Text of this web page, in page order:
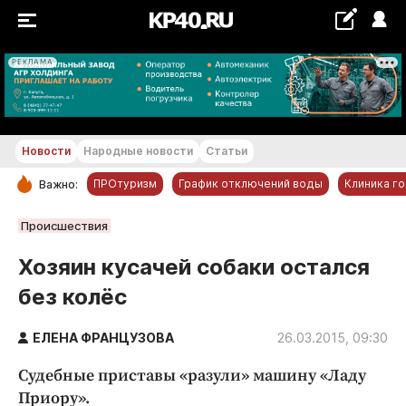
РЕКЛАМА
+30 °С
РУБРИКИ
Новости компаний
Статьи
Народные новости
Авто и транспорт
Благоустройство
Новости Народные новости Статьи
Важно: ПРОтуризм График отключений воды Клиника
Происшествия
Хозяин кусачей собаки остался
без колёс
ЕЛЕНА ФРАНЦУЗОВА 26.03.2015, 09:30
Судебные приставы «разули» машину «Ладу
Приору».